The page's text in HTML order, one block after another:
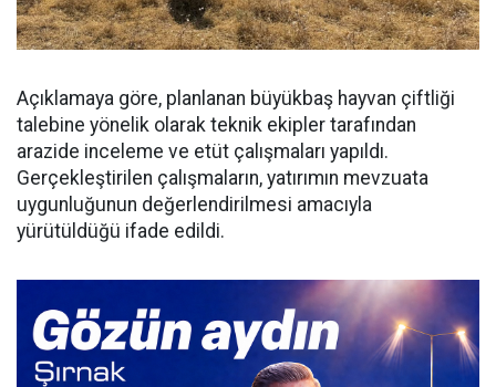
Açıklamaya göre, planlanan büyükbaş hayvan çiftliği
talebine yönelik olarak teknik ekipler tarafından
arazide inceleme ve etüt çalışmaları yapıldı.
Gerçekleştirilen çalışmaların, yatırımın mevzuata
uygunluğunun değerlendirilmesi amacıyla
yürütüldüğü ifade edildi.